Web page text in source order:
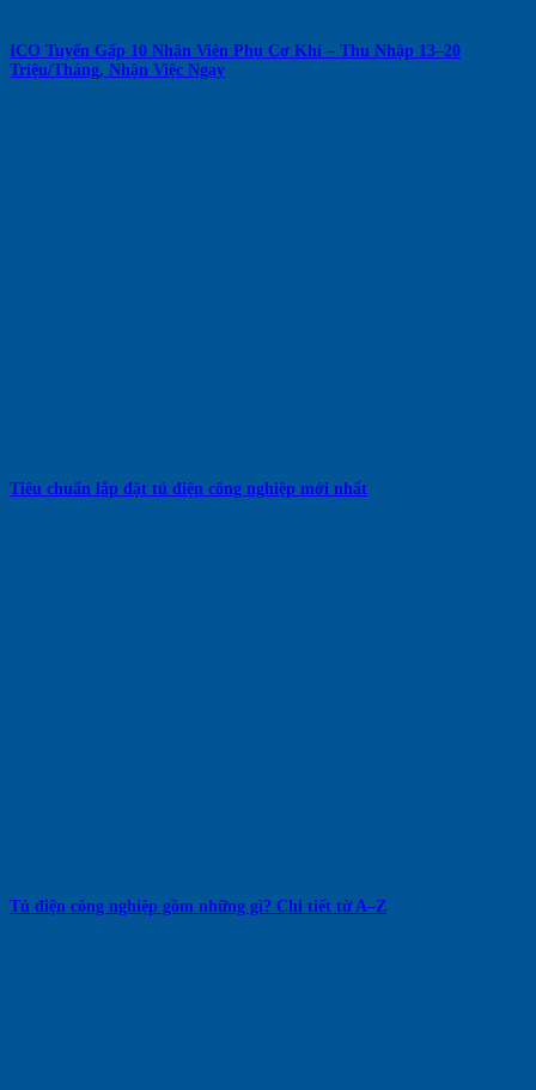
ICO Tuyển Gấp 10 Nhân Viên Phụ Cơ Khí – Thu Nhập 13–20
Triệu/Tháng, Nhận Việc Ngay
Tiêu chuẩn lắp đặt tủ điện công nghiệp mới nhất
Tủ điện công nghiệp gồm những gì? Chi tiết từ A–Z